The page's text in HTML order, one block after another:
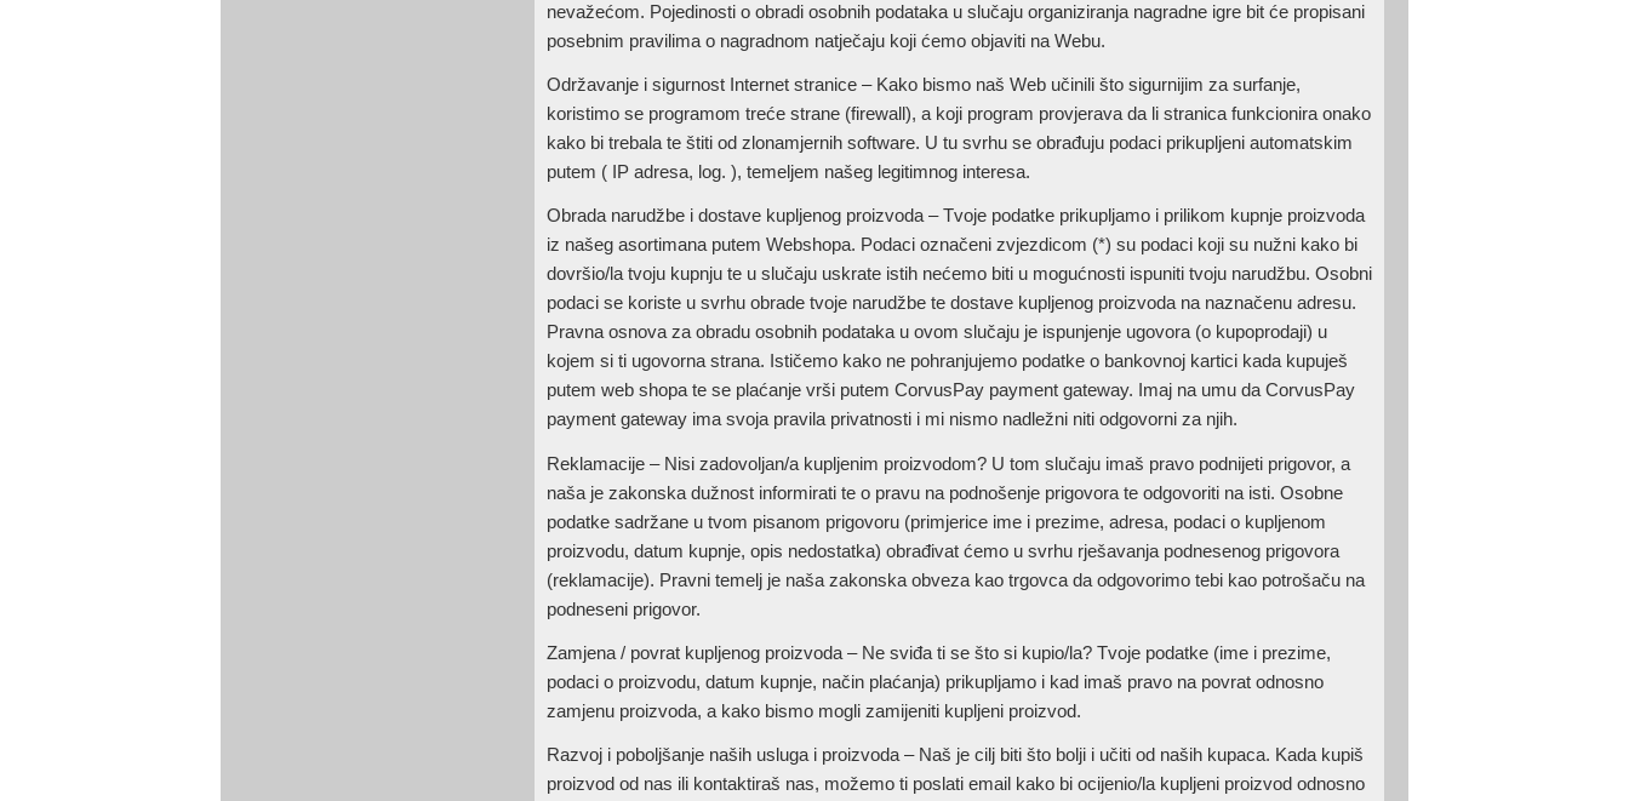
nevažećom. Pojedinosti o obradi osobnih podataka u slučaju organiziranja nagradne igre bit će propisani
posebnim pravilima o nagradnom natječaju koji ćemo objaviti na Webu.
Održavanje i sigurnost Internet stranice – Kako bismo naš Web učinili što sigurnijim za surfanje,
koristimo se programom treće strane (firewall), a koji program provjerava da li stranica funkcionira onako
kako bi trebala te štiti od zlonamjernih software. U tu svrhu se obrađuju podaci prikupljeni automatskim
putem ( IP adresa, log. ), temeljem našeg legitimnog interesa.
Obrada narudžbe i dostave kupljenog proizvoda – Tvoje podatke prikupljamo i prilikom kupnje proizvoda
iz našeg asortimana putem Webshopa. Podaci označeni zvjezdicom (*) su podaci koji su nužni kako bi
dovršio/la tvoju kupnju te u slučaju uskrate istih nećemo biti u mogućnosti ispuniti tvoju narudžbu. Osobni
podaci se koriste u svrhu obrade tvoje narudžbe te dostave kupljenog proizvoda na naznačenu adresu.
Pravna osnova za obradu osobnih podataka u ovom slučaju je ispunjenje ugovora (o kupoprodaji) u
kojem si ti ugovorna strana. Ističemo kako ne pohranjujemo podatke o bankovnoj kartici kada kupuješ
putem web shopa te se plaćanje vrši putem CorvusPay payment gateway. Imaj na umu da CorvusPay
payment gateway ima svoja pravila privatnosti i mi nismo nadležni niti odgovorni za njih.
Reklamacije – Nisi zadovoljan/a kupljenim proizvodom? U tom slučaju imaš pravo podnijeti prigovor, a
naša je zakonska dužnost informirati te o pravu na podnošenje prigovora te odgovoriti na isti. Osobne
podatke sadržane u tvom pisanom prigovoru (primjerice ime i prezime, adresa, podaci o kupljenom
proizvodu, datum kupnje, opis nedostatka) obrađivat ćemo u svrhu rješavanja podnesenog prigovora
(reklamacije). Pravni temelj je naša zakonska obveza kao trgovca da odgovorimo tebi kao potrošaču na
podneseni prigovor.
Zamjena / povrat kupljenog proizvoda – Ne sviđa ti se što si kupio/la? Tvoje podatke (ime i prezime,
podaci o proizvodu, datum kupnje, način plaćanja) prikupljamo i kad imaš pravo na povrat odnosno
zamjenu proizvoda, a kako bismo mogli zamijeniti kupljeni proizvod.
Razvoj i poboljšanje naših usluga i proizvoda – Naš je cilj biti što bolji i učiti od naših kupaca. Kada kupiš
proizvod od nas ili kontaktiraš nas, možemo ti poslati email kako bi ocijenio/la kupljeni proizvod odnosno